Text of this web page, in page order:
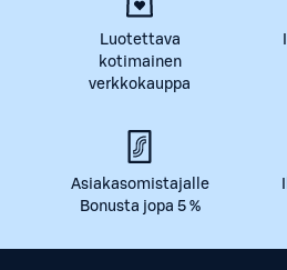
Luotettava
kotimainen
verkkokauppa
Asiakasomistajalle
Bonusta jopa 5 %